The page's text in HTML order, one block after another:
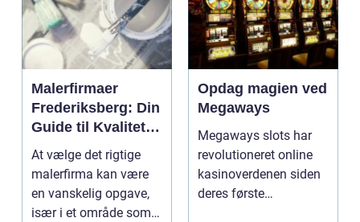
Malerfirmaer
Frederiksberg: Din
Guide til Kvalitet
og Service
At vælge det rigtige
malerfirma kan være
en vanskelig opgave,
især i et område som
Opdag magien ved
Megaways
Megaways slots har
revolutioneret online
kasinoverdenen siden
deres første